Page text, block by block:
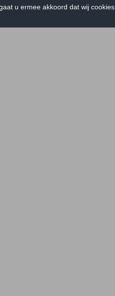
u ermee akkoord dat wij cookies